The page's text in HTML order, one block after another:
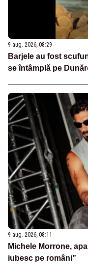
9 aug. 2026, 08:29
Barjele au fost
se întâmplă pe
9 aug. 2026, 08:11
Michele Morrone,
iubesc pe români”